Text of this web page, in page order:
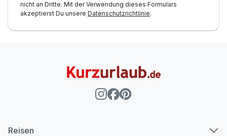
nicht an Dritte. Mit der Verwendung dieses Formulars
akzeptierst Du unsere Datenschutzrichtlinie.
Reisen